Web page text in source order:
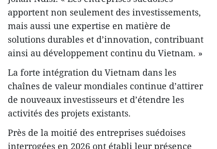
apportent non seulement des investissements,
mais aussi une expertise en matière de
solutions durables et d’innovation, contribuant
ainsi au développement continu du Vietnam. »
La forte intégration du Vietnam dans les
chaînes de valeur mondiales continue d’attirer
de nouveaux investisseurs et d’étendre les
activités des projets existants.
Près de la moitié des entreprises suédoises
interrogées en 2026 ont établi leur présence